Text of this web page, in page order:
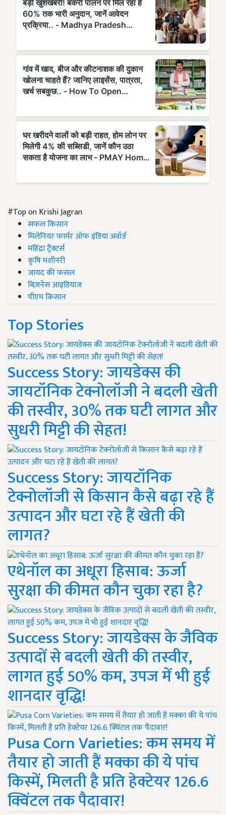
#Top on Krishi Jagran
सफल किसान
मिलेनियर फार्मर ऑफ इंडिया अवॉर्ड
महिंद्रा ट्रैक्टर्स
कृषि मशीनरी
जायद की फसल
बिज़नेस आइडियाज
पीएम किसान
Top Stories
Success Story: जायडेक्स की
जायटॉनिक टेक्नोलॉजी ने बदली खेती
की तस्वीर, 30% तक घटी लागत और
सुधरी मिट्टी की सेहत!
Success Story: जायटॉनिक
टेक्नोलॉजी से किसान कैसे बढ़ा रहे हैं
उत्पादन और घटा रहे हैं खेती की
लागत?
एथेनॉल का अधूरा हिसाब: ऊर्जा
सुरक्षा की कीमत कौन चुका रहा है?
Success Story: जायडेक्स के जैविक
उत्पादों से बदली खेती की तस्वीर,
लागत हुई 50% कम, उपज में भी हुई
शानदार वृद्धि!
Pusa Corn Varieties: कम समय में
तैयार हो जाती हैं मक्का की ये पांच
किस्में, मिलती है प्रति हेक्टेयर 126.6
क्विंटल तक पैदावार!